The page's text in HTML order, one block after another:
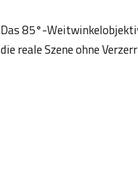
Das 85°-
die reale Szene ohne